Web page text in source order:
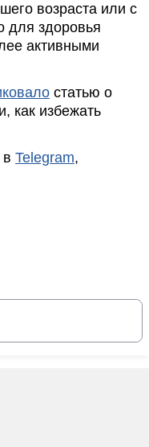
возраста или с
для здоровья
активными
статью о
как избежать
Telegram,